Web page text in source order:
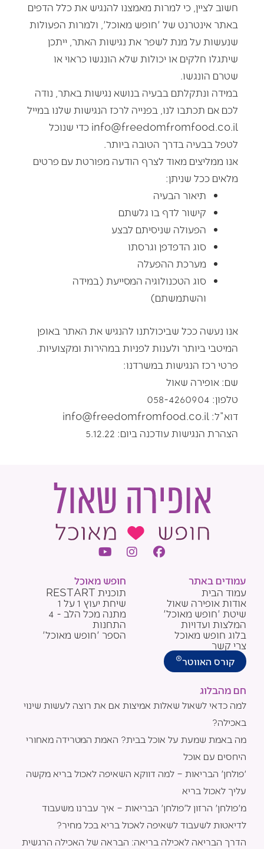
חשוב לציין, כי למרות מאמצנו להנגיש את כלל הדפים
באתר אינטרנט של 'חופש מאוכל', ולמרות הפעולות
שנעשות על מנת לשפר את נגישות האתר, ייתכן
שיתגלו חלקים או יכולות שלא הונגשו כראוי או
שטרם הונגשו.
במידה ונתקלתם בבעיה בנושא נגישות באתר, נודה
לכם אם תכתבו לנו, בפנייה לרכז הנגישות שלנו במייל
info@freedomfromfood.co.il כדי שנוכל
לטפל בבעיה בדרך הטובה ביותר.
אנו ממליצים מאוד לצרף הודעה מפורטת עם פרטים
מלאים ככל שניתן:
תיאור הבעיה
קישור לדף בו גלשתם
הפעולה שניסיתם לבצע
סוג הדפדפן וגרסתו
מערכת ההפעלה
סוג הטכנולוגיה המסייעת (במידה
והשתמשתם)
אנו נעשה ככל שביכולתנו להנגיש את האתר באופן
המיטבי ביותר ולענות לפניות במהירות ומקצועיות.
פרטי רכז הנגישות במשרדנו:
שם: אופירה שאול
טלפון: 058-4260904
דוא”ל: info@freedomfromfood.co.il
הצהרת הנגישות עודכנה ביום: 5.12.22
F
I
g
Y
t
u
b
e
עמודים באתר
עמוד הבית
אודות אופירה שאול
שיטת 'חופש מאוכל'
המלצות ועדויות
בלוג חופש מאוכל
צרי קשר
קורס האווטר®
חופש מאוכל
תוכנית RESTART
שיחת יעוץ 1 על 1
מתנה מכל הלב - 4
התחנות
הספר 'חופש מאוכל'
חם מהבלוג
למה כדאי לשאול שאלות אמיצות אם את רוצה לעשות שינוי
באכילה?
מה באמת שמעת על אוכל בבית? האמת המטרידה מאחורי
היחסים עם אוכל
'פולחן' הבריאות – למה דווקא השאיפה לאכול בריא מקשה
עליך לאכול בריא
מ'פולחן' הרזון ל'פולחן' הבריאות – איך עברנו משעבוד
לדיאטות לשעבוד לשאיפה לאכול בריא בכל מחיר?
הדרך הבריאה לאכילה בריאה: הבראה של האכילה הרגשית